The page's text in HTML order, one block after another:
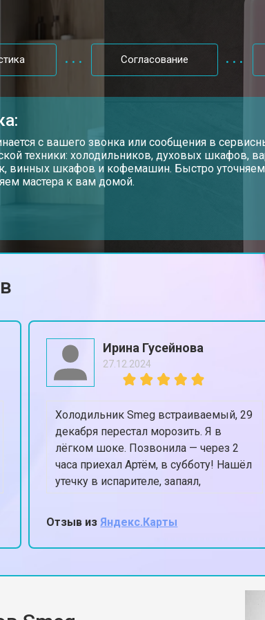
от 100 мин
от 110 мин
от 50 мин
от 100 мин
от 50 мин
кнопок)
от 60 мин
Согласование
с вашего звонка или сообщения в
техники: холодильников, духовых шкафов,
винных шкафов и кофемашин. Быстро
мастера к вам домой.
Ирина Гусейнова
27.12.2024
Холодильник Smeg встраиваемый, 29
декабря перестал морозить. Я в
лёгком шоке. Позвонила — через 2
часа приехал Артём, в субботу! Нашёл
утечку в испарителе, запаял,
заправил. К вечеру уже -18 в
морозилке. Спасли Новый год,
честное слово.
Отзыв изЯндекс.Карты